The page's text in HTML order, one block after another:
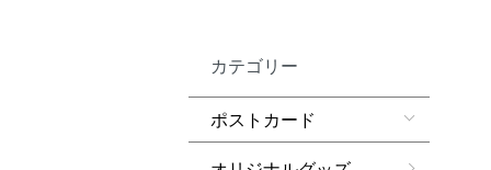
カテゴリー
ポストカード